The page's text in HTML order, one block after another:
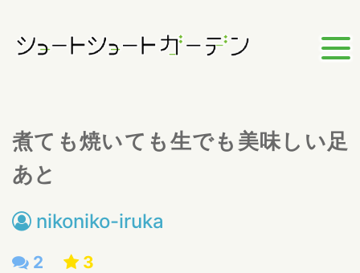
煮ても焼いても生でも美味しい足
あと
nikoniko-iruka
2 3